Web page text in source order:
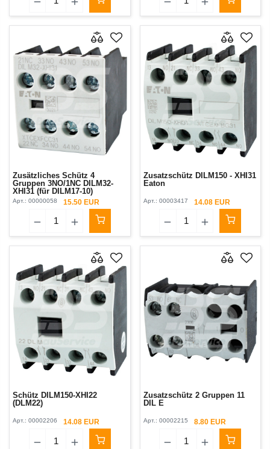
Zusätzliches Schütz 4
Gruppen 3NO/1NC DILM32-
XHI31 (für DILM17-10)
Арт.: 00000058 15.50 EUR
Zusatzschütz DILM150 - XHI31
Eaton
Арт.: 00003417 14.08 EUR
Schütz DILM150-XHI22
(DLM22)
Арт.: 00002206 14.08 EUR
Zusatzschütz 2 Gruppen 11
DIL E
Арт.: 00002215 8.80 EUR